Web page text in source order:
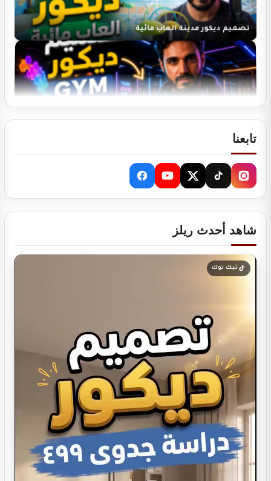
تصميم ديكور مدينة العاب مائية
تصميم ديكور نادي رياضي GYM
دراسة جدوى لمشروعك
تصميم ديكور صيدلية مستلزمات العناية
تابعنا
شاهد أحدث ريلز
تيك توك